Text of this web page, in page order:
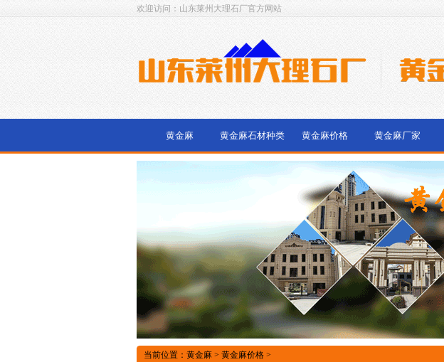
欢迎访问：山东莱州大理石厂官方网站
黄金麻 黄金麻石材种类 黄金麻价格 黄金麻厂家
当前位置： 黄金麻 > 黄金麻价格 >